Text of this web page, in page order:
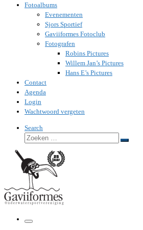
Fotoalbums
Evenementen
Sjors Sportief
Gaviiformes Fotoclub
Fotografen
Robins Pictures
Willem Jan’s Pictures
Hans E’s Pictures
Contact
Agenda
Login
Wachtwoord vergeten
Search
Zoeken
Zoeken
Menu